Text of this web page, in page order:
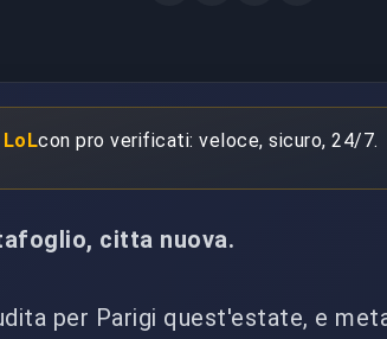
con pro verificati: veloce, sicuro, 24/7.
citta nuova.
per Parigi quest'estate, e